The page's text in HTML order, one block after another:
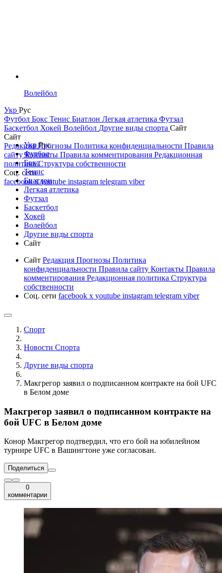
Волейбол
Укр Рус
Футбол Бокс Тенис Биатлон Легкая атлетика Футзал
Баскетбол Хокей Волейбол Другие виды спорта Сайт
Сайт
РедакцияПрогнозы Политика конфиденциальности Правила
сайтуКонтакты Правила комментирования Редакционная
политикаСтруктура собственности
Соц. сети
facebookxyoutube instagram telegram viber
УкрРус
Футбол
Бокс
Тенис
Биатлон
Легкая атлетика
Футзал
Баскетбол
Хокей
Волейбол
Другие виды спорта
Сайт
Сайт Редакция Прогнозы Политика
конфиденциальности Правила сайту Контакты Правила
комментирования Редакционная политика Структура
собственности
Соц. сети facebook x youtube instagram telegram viber
Спорт
Новости Cпорта
Другие виды спорта
Макгрегор заявил о подписанном контракте на бой UFC
в Белом доме
Макгрегор заявил о подписанном контракте на
бой UFC в Белом доме
Конор Макгрегор подтвердил, что его бой на юбилейном
турнире UFC в Вашингтоне уже согласован.
Поделиться
0
комментарии